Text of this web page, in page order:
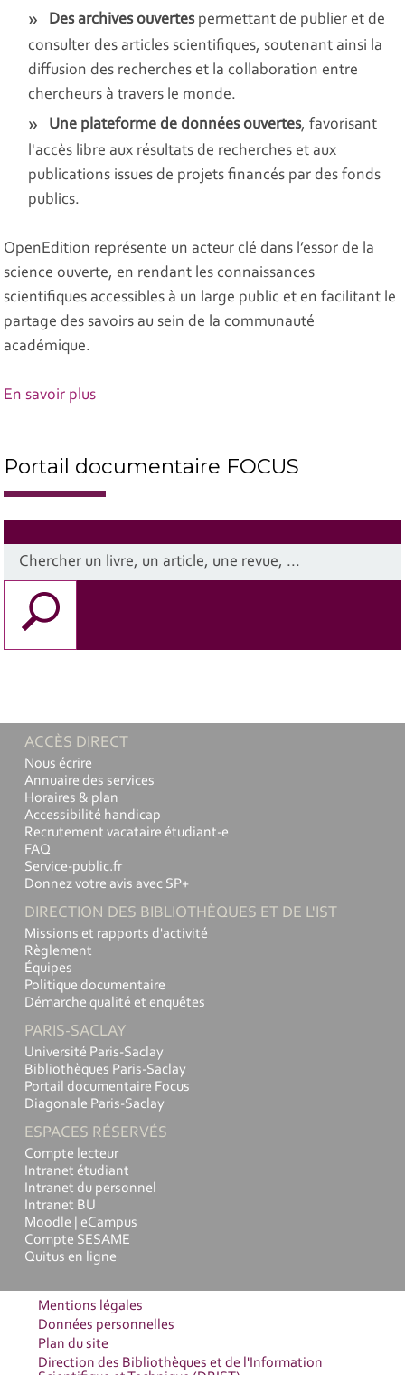
Des archives ouvertespermettant de publier et de
consulter des articles scientifiques, soutenant ainsi la
diffusion des recherches et la collaboration entre
chercheurs à travers le monde.
Une plateforme de données ouvertes, favorisant
l'accès libre aux résultats de recherches et aux
publications issues de projets financés par des fonds
publics.
OpenEdition représente un acteur clé dans l’essor de la
science ouverte, en rendant les connaissances
scientifiques accessibles à un large public et en facilitant le
partage des savoirs au sein de la communauté
académique.
En savoir plus
Portail documentaire FOCUS
ACCÈS DIRECT
Nous écrire
Annuaire des services
Horaires & plan
Accessibilité handicap
Recrutement vacataire étudiant-e
FAQ
Service-public.fr
Donnez votre avis avec SP+
DIRECTION DES BIBLIOTHÈQUES ET DE L'IST
Missions et rapports d'activité
Règlement
Équipes
Politique documentaire
Démarche qualité et enquêtes
PARIS-SACLAY
Université Paris-Saclay
Bibliothèques Paris-Saclay
Portail documentaire Focus
Diagonale Paris-Saclay
ESPACES RÉSERVÉS
Compte lecteur
Intranet étudiant
Intranet du personnel
Intranet BU
Moodle | eCampus
Compte SESAME
Quitus en ligne
Mentions légales
Données personnelles
Plan du site
Direction des Bibliothèques et de l'Information